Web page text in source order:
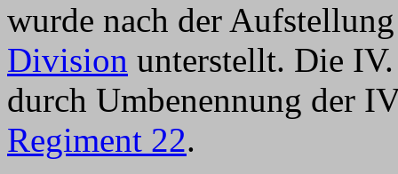
wurde nach der
Division unterstellt. Die
durch Umbenennung der
Regiment 22.